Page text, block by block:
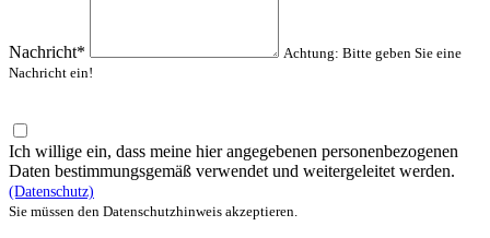
Nachricht*
Achtung: Bitte geben Sie eine
Nachricht ein!
Ich willige ein, dass meine hier angegebenen personenbezogenen
Daten bestimmungsgemäß verwendet und weitergeleitet werden.
(Datenschutz)
Sie müssen den Datenschutzhinweis akzeptieren.